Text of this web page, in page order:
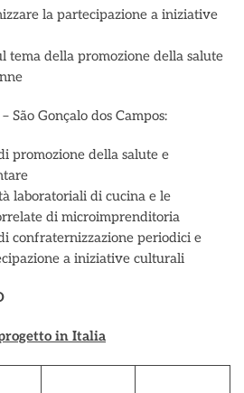
la partecipazione a iniziative
tema della promozione della salute
São Gonçalo dos Campos:
promozione della salute e
laboratoriali di cucina e le
di microimprenditoria
confraternizzazione periodici e
a iniziative culturali
in Italia